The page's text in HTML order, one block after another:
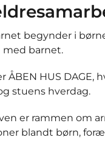
begynder i
med barnet.
ÅBEN HUS
stuens hverdag.
er rammen om
blandt børn,